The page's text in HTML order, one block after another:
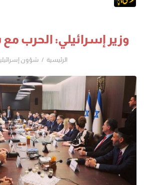
وزير إسرائيلي: الحرب
الرئيسية شؤون